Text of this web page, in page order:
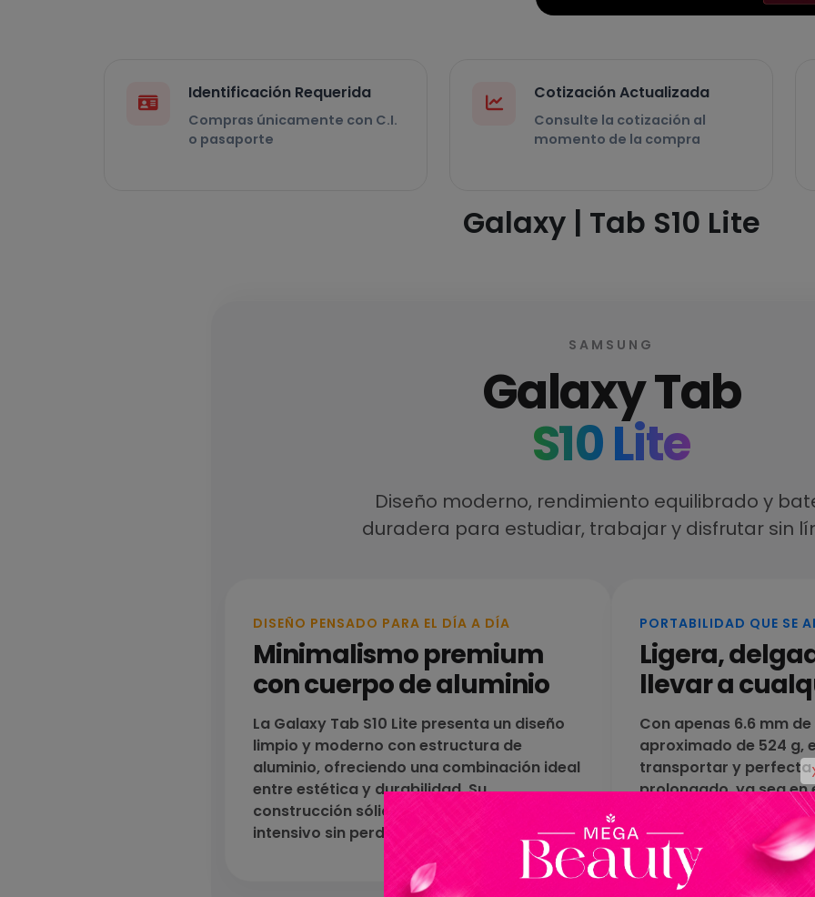
Identificación Requerida
Compras únicamente con C.I.
o pasaporte
Cotización Actualizada
Consulte la cotización al
momento de la compra
Galaxy | Tab S10 Lite
SAMSUNG
Galaxy Tab
S10 Lite
Diseño moderno, rendimiento equilibrado y
duradera para estudiar, trabajar y disfrutar sin
DISEÑO PENSADO PARA EL DÍA A DÍA
Minimalismo premium
con cuerpo de aluminio
La Galaxy Tab S10 Lite presenta un diseño
limpio y moderno con estructura de
aluminio, ofreciendo una combinación ideal
entre estética y durabilidad. Su
construcción sólida permite un uso
intensivo sin perder sofisticación.
PORTABILIDAD QUE SE
Ligera,
llevar a
Con apenas 6.6 mm
aproximado de 524 g,
transportar y perfecta
prolongado, ya sea
entretenimiento en